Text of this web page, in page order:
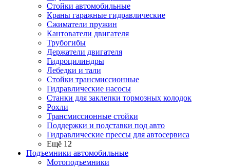
Стойки автомобильные
Краны гаражные гидравлические
Сжиматели пружин
Кантователи двигателя
Трубогибы
Держатели двигателя
Гидроцилиндры
Лебедки и тали
Стойки трансмиссионные
Гидравлические насосы
Cтанки для заклепки тормозных колодок
Рохли
Трансмиссионные стойки
Поддержки и подставки под авто
Гидравлические прессы для автосервиса
Ещё 12
Подъемники автомобильные
Мотоподъемники